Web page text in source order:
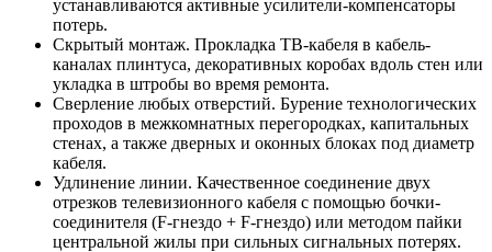
устанавливаются активные усилители-компенсаторы
потерь.
Скрытый монтаж. Прокладка ТВ-кабеля в кабель-
каналах плинтуса, декоративных коробах вдоль стен или
укладка в штробы во время ремонта.
Сверление любых отверстий. Бурение технологических
проходов в межкомнатных перегородках, капитальных
стенах, а также дверных и оконных блоках под диаметр
кабеля.
Удлинение линии. Качественное соединение двух
отрезков телевизионного кабеля с помощью бочки-
соединителя (F-гнездо + F-гнездо) или методом пайки
центральной жилы при сильных сигнальных потерях.